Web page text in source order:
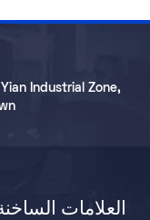
Industrial Zone,
العلامات